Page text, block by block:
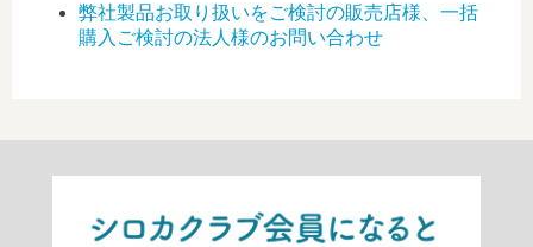
弊社製品お取り扱いをご検討の販売店様、一括
購入ご検討の法人様のお問い合わせ